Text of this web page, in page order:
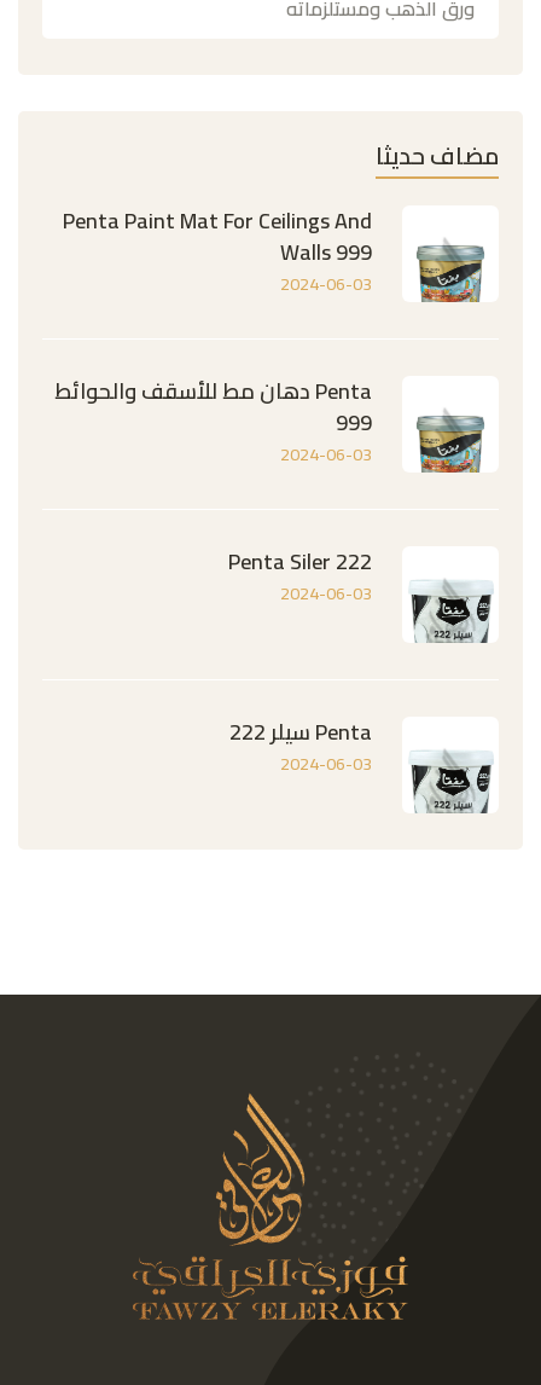
ورق الذهب ومستلزماته
مضاف حديثا
Penta Paint Mat For Ceilings And
Walls 999
2024-06-03
Penta دهان مط للأسقف والحوائط
999
2024-06-03
Penta Siler 222
2024-06-03
Penta سيلر 222
2024-06-03